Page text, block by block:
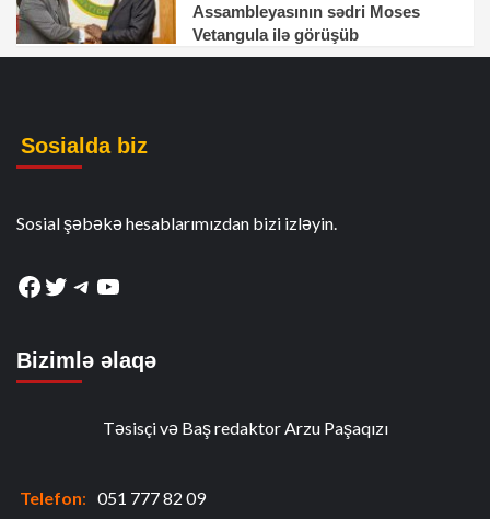
Assambleyasının sədri Moses
Vetangula ilə görüşüb
Sosialda biz
Sosial şəbəkə hesablarımızdan bizi izləyin.
Facebook
Twitter
Telegram
YouTube
Bizimlə əlaqə
Təsisçi və Baş redaktor Arzu Paşaqızı
Telefon: 051 777 82 09